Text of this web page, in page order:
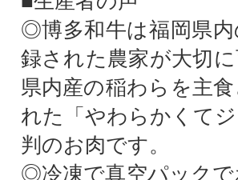
◎博多和牛は福岡県
録された農家が大切
県内産の稲わらを主
れた「やわらかくて
判のお肉です。
◎冷凍で真空パック